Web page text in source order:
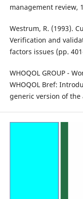
management review,
Westrum, R. (1993).
Verification and
factors issues (pp.
WHOQOL GROUP -
WHOQOL Bref:
generic version of the